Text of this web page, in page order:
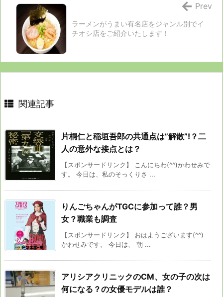
ラーメンがうまい有名店をジャンル別でイ
チオシ店をご紹介いたします！
Prev
関連記事
片桐仁と稲垣吾郎の共通点は”解散”!？二
人の意外な接点とは？
【スポンサードリンク】 こんにちわ(^^)かわせみで
す。 今日は、私のそっくりさ ...
りんごちゃんがTGCに参加って誰？男
女？職業も調査
【スポンサードリンク】 おはようございます(^^)
かわせみです。 今日は、 朝 ...
アリシアクリニックのCM、女の子の次は
何になる？の女優モデルは誰？